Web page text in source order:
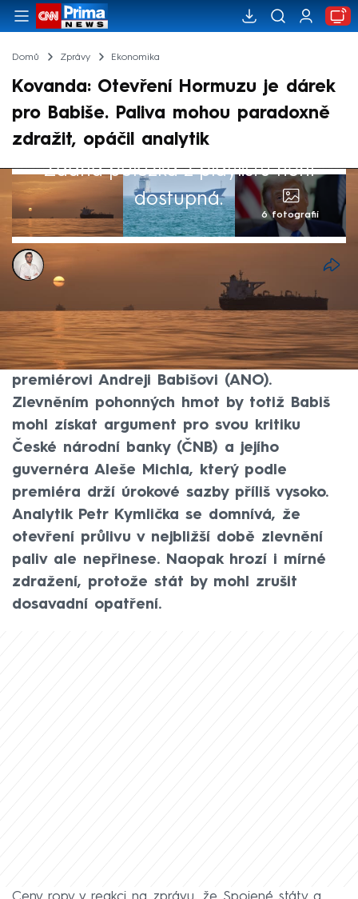
Domů Zprávy Ekonomika
Kovanda: Otevření Hormuzu je dárek
pro Babiše. Paliva mohou paradoxně
zdražit, opáčil analytik
Žádná položka z playlistu není
dostupná.
6 fotografií
Petr Šilhán
16. čvn 2026, 08:05
Dojednané otevření Hormuzského průlivu
by podle ekonoma Lukáše Kovandy
nemuselo pomoci pouze ekonomice, ale i
premiérovi Andreji Babišovi (ANO).
Zlevněním pohonných hmot by totiž Babiš
mohl získat argument pro svou kritiku
České národní banky (ČNB) a jejího
guvernéra Aleše Michla, který podle
premiéra drží úrokové sazby příliš vysoko.
Analytik Petr Kymlička se domnívá, že
otevření průlivu v nejbližší době zlevnění
paliv ale nepřinese. Naopak hrozí i mírné
zdražení, protože stát by mohl zrušit
dosavadní opatření.